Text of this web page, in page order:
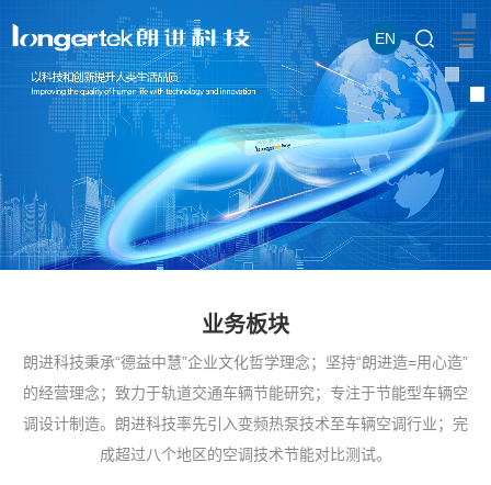
EN
业务板块
朗进科技秉承“德益中慧”企业文化哲学理念；坚持“朗进造=用心造”
的经营理念；致力于轨道交通车辆节能研究；专注于节能型车辆空
调设计制造。朗进科技率先引入变频热泵技术至车辆空调行业；完
成超过八个地区的空调技术节能对比测试。